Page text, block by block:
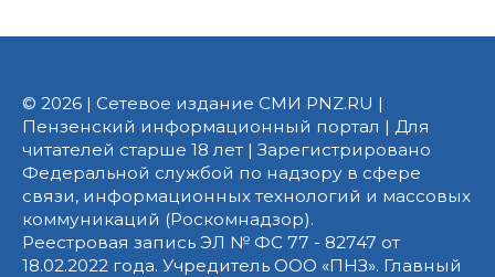
© 2026 | Сетевое издание СМИ PNZ.RU |
Пензенский информационный портал | Для
читателей старше 18 лет | Зарегистрировано
Федеральной службой по надзору в сфере
связи, информационных технологий и массовых
коммуникаций (Роскомнадзор).
Реестровая запись ЭЛ № ФС 77 - 82747 от
18.02.2022 года. Учредитель ООО «ПНЗ». Главный